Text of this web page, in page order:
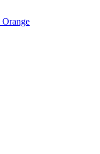
Orange